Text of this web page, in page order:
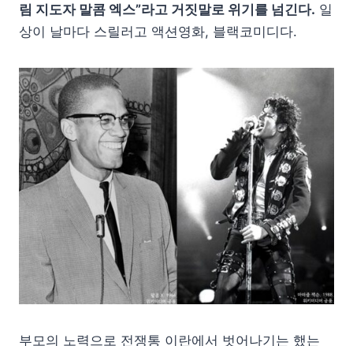
림 지도자 말콤 엑스”라고 거짓말로 위기를 넘긴다. 일
상이 날마다 스릴러고 액션영화, 블랙코미디다.
부모의 노력으로 전쟁통 이란에서 벗어나기는 했는